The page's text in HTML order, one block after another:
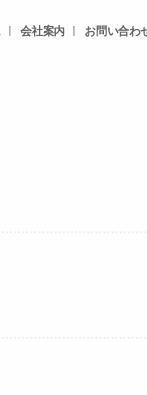
会社案内 お問い合わ